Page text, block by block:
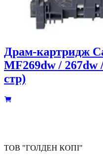
Драм-картридж
MF269dw / 267dw
стр)
ТОВ "ГОЛДЕН КОПІ"